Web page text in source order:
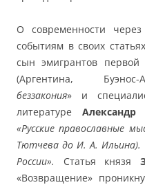
О современности
событиям в своих
сын эмигрантов первой
(Аргентина, Буэнос-
беззакония» и
литературеАлександр
«Русские православные
Тютчева до И. А.
России». Статья князя
«Возвращение»